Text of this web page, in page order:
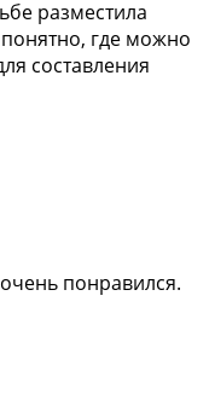
разместила
где можно
составления
понравился.